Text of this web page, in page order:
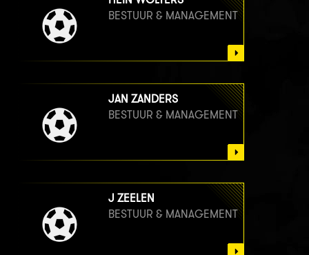
BESTUUR & MANAGEMENT
JAN ZANDERS
BESTUUR & MANAGEMENT
J ZEELEN
BESTUUR & MANAGEMENT